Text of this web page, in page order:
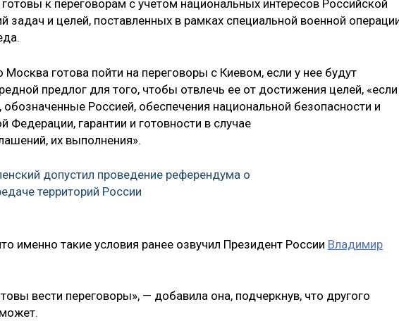
к переговорам с учетом национальных интересов Российской
задач и целей, поставленных в рамках специальной военной
Москва готова пойти на переговоры с Киевом, если у нее будут
предлог для того, чтобы отвлечь ее от достижения целей, «если
обозначенные Россией, обеспечения национальной безопасности и
Федерации, гарантии и готовности в случае
их выполнения».
допустил проведение референдума о
территорий России
именно такие условия ранее озвучил Президент России Владимир
вести переговоры», — добавила она, подчеркнув, что другого